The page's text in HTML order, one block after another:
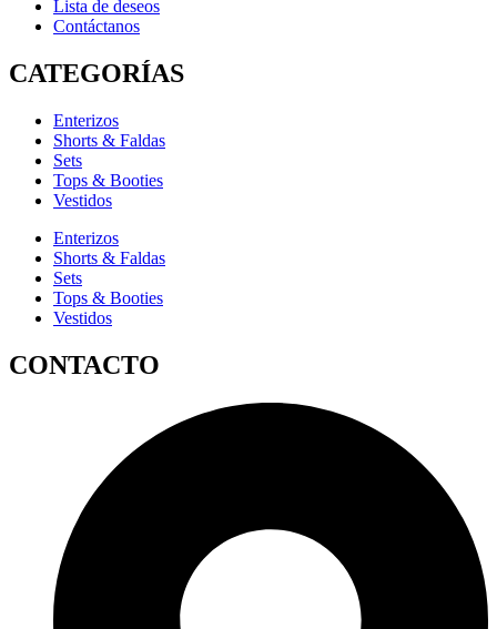
Lista de deseos
Contáctanos
CATEGORÍAS
Enterizos
Shorts & Faldas
Sets
Tops & Booties
Vestidos
Enterizos
Shorts & Faldas
Sets
Tops & Booties
Vestidos
CONTACTO